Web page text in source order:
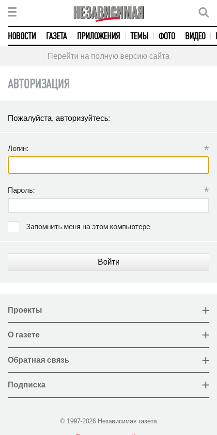
НОВОСТИ ГАЗЕТА ПРИЛОЖЕНИЯ ТЕМЫ ФОТО ВИДЕО
Перейти на полную версию сайта
АВТОРИЗАЦИЯ
Пожалуйста, авторизуйтесь:
Логин: *
Пароль: *
Запомнить меня на этом компьютере
Войти
Проекты
О газете
Обратная связь
Подписка
© 1997-2026 Независимая газета